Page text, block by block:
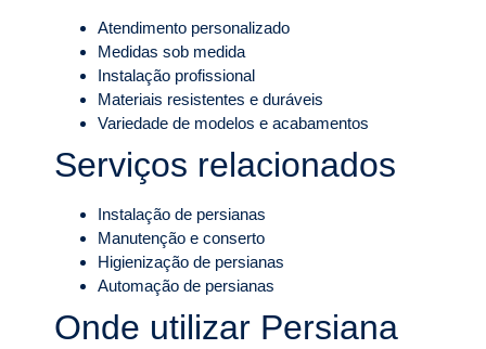
Atendimento personalizado
Medidas sob medida
Instalação profissional
Materiais resistentes e duráveis
Variedade de modelos e acabamentos
Serviços relacionados
Instalação de persianas
Manutenção e conserto
Higienização de persianas
Automação de persianas
Onde utilizar Persiana